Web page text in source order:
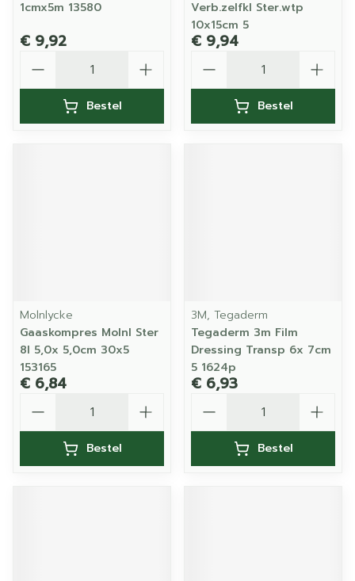
1cmx5m 13580
€ 9,92
Bestel
Verb.zelfkl Ster.wtp
10x15cm 5
€ 9,94
Bestel
Molnlycke
Gaaskompres Molnl Ster
8l 5,0x 5,0cm 30x5
153165
€ 6,84
Bestel
3M, Tegaderm
Tegaderm 3m Film
Dressing Transp 6x 7cm
5 1624p
€ 6,93
Bestel